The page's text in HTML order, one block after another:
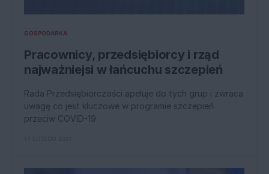
GOSPODARKA
Pracownicy, przedsiębiorcy i rząd
najważniejsi w łańcuchu szczepień
Rada Przedsiębiorczości apeluje do tych grup i zwraca
uwagę co jest kluczowe w programie szczepień
przeciw COVID-19